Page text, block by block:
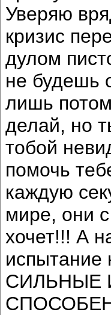
Уверяю
кризис
дулом
не будешь
лишь
делай, но
тобой
помочь
каждую
мире, они
хочет!!! А
СИЛЬНЫЕ